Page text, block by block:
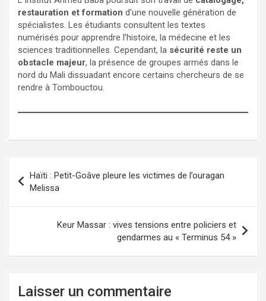
restauration et formation d’une nouvelle génération de
spécialistes. Les étudiants consultent les textes
numérisés pour apprendre l’histoire, la médecine et les
sciences traditionnelles. Cependant, la sécurité reste un
obstacle majeur, la présence de groupes armés dans le
nord du Mali dissuadant encore certains chercheurs de se
rendre à Tombouctou.
Haïti : Petit-Goâve pleure les victimes de l’ouragan
Melissa
Keur Massar : vives tensions entre policiers et
gendarmes au « Terminus 54 »
Laisser un commentaire